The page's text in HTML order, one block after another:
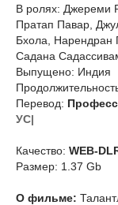
В ролях: Джереми
Пратап Павар,
Бхола, Нарендран
Садана
Выпущено: Индия
Перевод:
УС|
Качество: WEB-
Размер: 1.37 Gb
О фильме: